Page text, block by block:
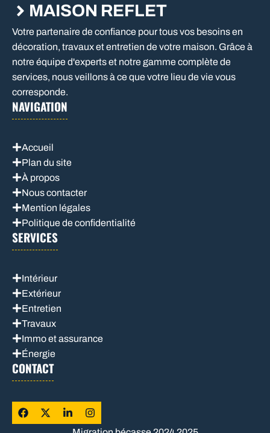
MAISON REFLET
Votre partenaire de confiance pour tous vos besoins en
décoration, travaux et entretien de votre maison. Grâce à
notre équipe d'experts et notre gamme complète de
services, nous veillons à ce que votre lieu de vie vous
corresponde.
NAVIGATION
Accueil
Plan du site
À propos
Nous contacter
Mention légales
Politique de confidentialité
SERVICES
Intérieur
Extérieur
Entretien
Travaux
Immo et assurance
Énergie
CONTACT